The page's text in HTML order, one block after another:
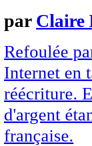
par Claire
Refoulée
Internet en
réécriture.
d'argent
française.